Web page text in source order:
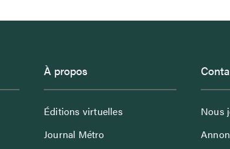
À propos
Éditions virtuelles
Journal Métro
Nous